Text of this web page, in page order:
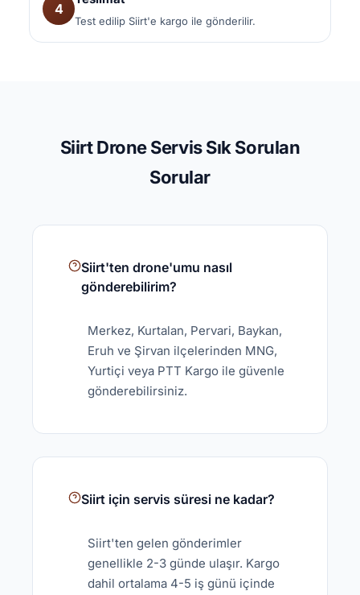
4
Test edilip Siirt'e kargo ile gönderilir.
Siirt Drone Servis Sık Sorulan
Sorular
Siirt'ten drone'umu nasıl
gönderebilirim?
Merkez, Kurtalan, Pervari, Baykan,
Eruh ve Şirvan ilçelerinden MNG,
Yurtiçi veya PTT Kargo ile güvenle
gönderebilirsiniz.
Siirt için servis süresi ne kadar?
Siirt'ten gelen gönderimler
genellikle 2-3 günde ulaşır. Kargo
dahil ortalama 4-5 iş günü içinde